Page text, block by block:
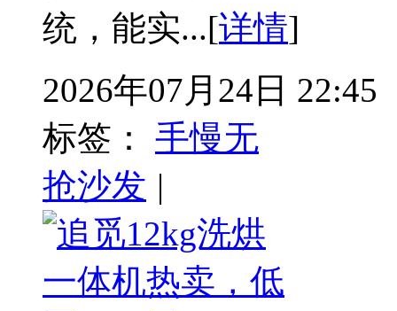
统，能实...[详情]
2026年07月24日 22:45
标签：
手慢无
抢沙发 |